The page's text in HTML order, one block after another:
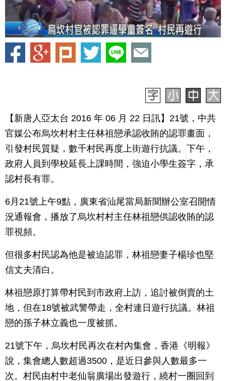
【新唐人亞太台 2016 年 06 月 22 日訊】21號，中共
官媒公布烏坎村村主任林祖戀承認收賄的認罪畫面，
引發村民質疑，數千村民再度上街遊行抗議。下午，
政府人員到學校延長上課時間，強迫小學生簽字，承
認村長有罪。
6月21號上午9點，廣東省汕尾當局新聞辦公室召開情
況通報會，播放了烏坎村村主任林祖戀供認收賄的認
罪視頻。
但很多村民認為他是被迫認罪，林祖戀妻子楊珍也堅
信丈夫清白。
林祖戀原打算帶村民到市政府上訪，追討被倒賣的土
地，但在18號被武警帶走，全村連日遊行抗議。林祖
戀的孫子林立義也一度被抓。
21號下午，烏坎村民再次在村內集會，香港《明報》
說，集會總人數超過3500，是近日參與人數最多一
次。村民由村中老仙翁廣場出發遊行，繞村一圈回到